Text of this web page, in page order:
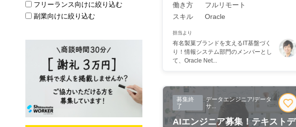
フリーランス向けに絞り込む
副業向けに絞り込む
働き方
フルリモート
スキル
Oracle
担当より
有名製菓ブランドを支えるIT基盤づく
り！情報システム部門のメンバーとし
て、Oracle Net...
募集終
了
データエンジニア/データ
サ...
AIエンジニア募集！テキストデ